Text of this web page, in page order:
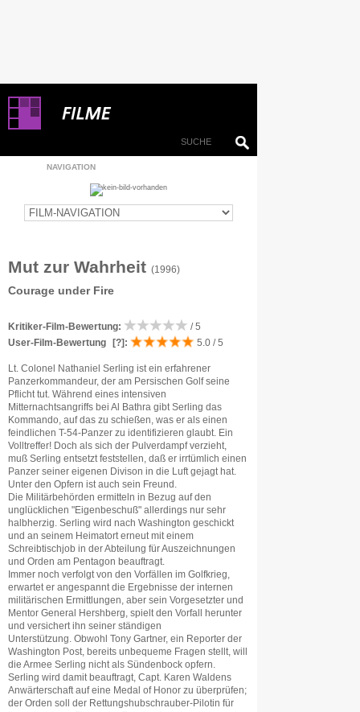
NAVIGATION
Mut zur Wahrheit (1996)
Courage under Fire
Kritiker-Film-Bewertung:
/ 5
User-Film-Bewertung
[?] : 5.0 / 5
Lt. Colonel Nathaniel Serling ist ein erfahrener
Panzerkommandeur, der am Persischen Golf seine
Pflicht tut. Während eines intensiven
Mitternachtsangriffs bei Al Bathra gibt Serling das
Kommando, auf das zu schießen, was er als einen
feindlichen T-54-Panzer zu identifizieren glaubt. Ein
Volltreffer! Doch als sich der Pulverdampf verzieht,
muß Serling entsetzt feststellen, daß er irrtümlich einen
Panzer seiner eigenen Divison in die Luft gejagt hat.
Unter den Opfern ist auch sein Freund.
Die Militärbehörden ermitteln in Bezug auf den
unglücklichen "Eigenbeschuß" allerdings nur sehr
halbherzig. Serling wird nach Washington geschickt
und an seinem Heimatort erneut mit einem
Schreibtischjob in der Abteilung für Auszeichnungen
und Orden am Pentagon beauftragt.
Immer noch verfolgt von den Vorfällen im Golfkrieg,
erwartet er angespannt die Ergebnisse der internen
militärischen Ermittlungen, aber sein Vorgesetzter und
Mentor General Hershberg, spielt den Vorfall herunter
und versichert ihn seiner ständigen
Unterstützung. Obwohl Tony Gartner, ein Reporter der
Washington Post, bereits unbequeme Fragen stellt, will
die Armee Serling nicht als Sündenbock opfern.
Serling wird damit beauftragt, Capt. Karen Waldens
Anwärterschaft auf eine Medal of Honor zu überprüfen;
der Orden soll der Rettungshubschrauber-Pilotin für